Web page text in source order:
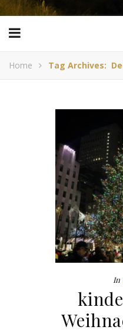
Home Tag Archives:
In